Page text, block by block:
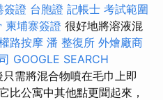
簽證 台胞證 記帳士 考試範圍
柬埔寨簽證 很好地將溶液混
路按摩 潘 整復所 外燴廠商
GOOGLE SEARCH
只需將混合物噴在毛巾上即
比公寓中其他點更聞起來，